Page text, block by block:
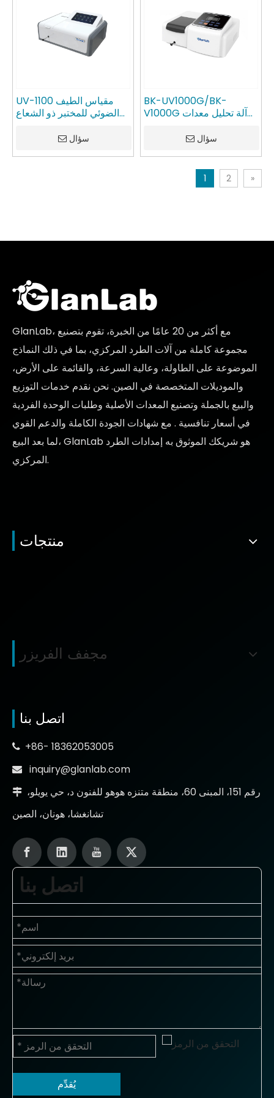
UV-1100 مقياس الطيف
الضوئي للمختبر ذو الشعاع
سؤال
BK-UV1000G/BK-
V1000G آلة تحليل معدات
الضوئي UV/VIS GlanLab
سؤال
1 2 »
GlanLab، مع أكثر من 20 عامًا من الخبرة، تقوم بتصنيع
مجموعة كاملة من آلات الطرد المركزي، بما في ذلك النماذج
الموضوعة على الطاولة، وعالية السرعة، والقائمة على الأرض،
والموديلات المتخصصة في الصين. نحن نقدم خدمات التوزيع
والبيع بالجملة وتصنيع المعدات الأصلية وطلبات الوحدة الفردية
في أسعار تنافسية . مع شهادات الجودة الكاملة والدعم القوي
لما بعد البيع، GlanLab هو شريكك الموثوق به إمدادات الطرد
المركزي.
منتجات
مجفف الفريزر
اتصل بنا
 +86- 18362053005
 inquiry@glanlab.com

تشانغشا، هونان، الصين
اتصل بنا
يُقدِّم